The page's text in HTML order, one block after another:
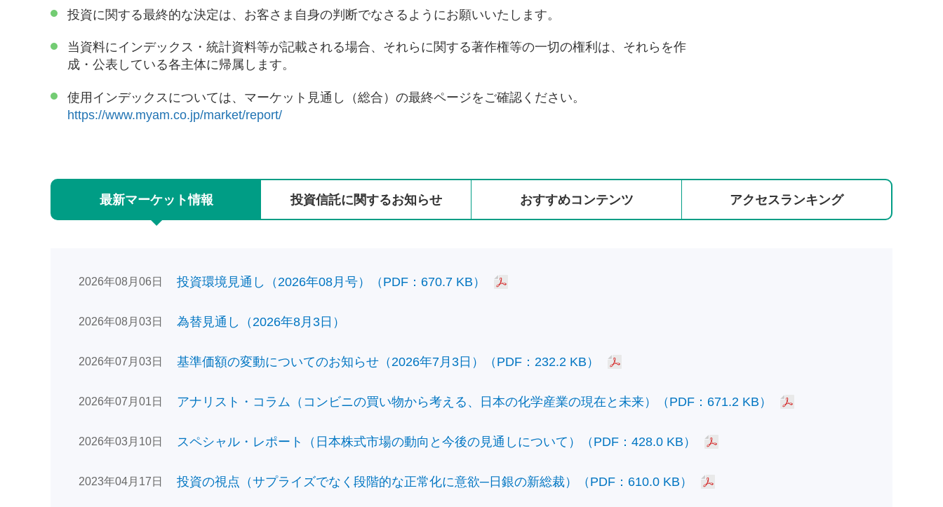
投資に関する最終的な決定は、お客さま自身の判断でなさるようにお願いいたします。
当資料にインデックス・統計資料等が記載される場合、それらに関する著作権等の一切の権利は、それらを作
成・公表している各主体に帰属します。
使用インデックスについては、マーケット見通し（総合）の最終ページをご確認ください。
https://www.myam.co.jp/market/report/
最新マーケット情報 投資信託に関するお知らせ おすすめコンテンツ アクセスランキング
2026年08月06日 投資環境見通し（2026年08月号）（PDF：670.7 KB）
2026年08月03日 為替見通し（2026年8月3日）
2026年07月03日 基準価額の変動についてのお知らせ（2026年7月3日）（PDF：232.2 KB）
2026年07月01日 アナリスト・コラム（コンビニの買い物から考える、日本の化学産業の現在と未来）（PDF：671.2 KB）
2026年03月10日 スペシャル・レポート（日本株式市場の動向と今後の見通しについて）（PDF：428.0 KB）
2023年04月17日 投資の視点（サプライズでなく段階的な正常化に意欲─日銀の新総裁）（PDF：610.0 KB）